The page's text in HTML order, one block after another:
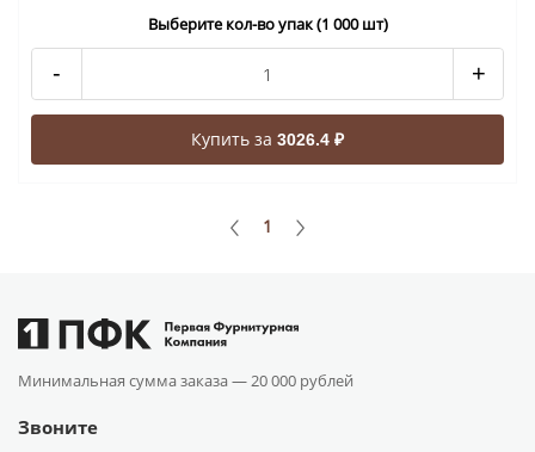
Выберите кол-во упак (1 000 шт)
- +
Купить за 3026.4 ₽
1
Минимальная сумма заказа —20 000 рублей
Звоните